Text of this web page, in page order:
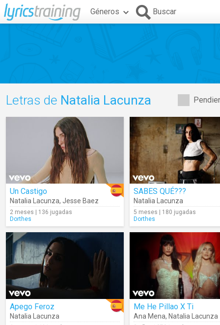
Géneros Buscar
Letras de Natalia Lacunza
Un Castigo
Natalia Lacunza, Jesse Baez
2 meses | 136 jugadas
Dorthes
SABES QUÉ???
Natalia Lacunza
5 meses | 180 jugadas
Dorthes
Apego Feroz
Natalia Lacunza
Me He Pillao X Ti
Ana Mena, Natalia Lacunza